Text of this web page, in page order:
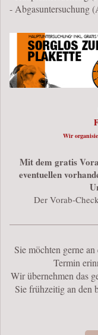
- Abgasuntersuchung
Wir
Mit dem gratis
eventuellen
Der Vorab-
Sie möchten gerne
Termin
Wir übernehmen das
Sie frühzeitig an den